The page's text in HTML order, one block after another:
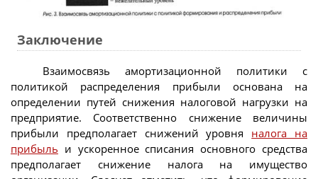
Заключение
Взаимосвязь амортизационной политики с
политикой распределения прибыли основана на
определении путей снижения налоговой нагрузки на
предприятие. Соответственно снижение величины
прибыли предполагает снижений уровня налога на
прибыль и ускоренное списания основного средства
предполагает снижение налога на имущество